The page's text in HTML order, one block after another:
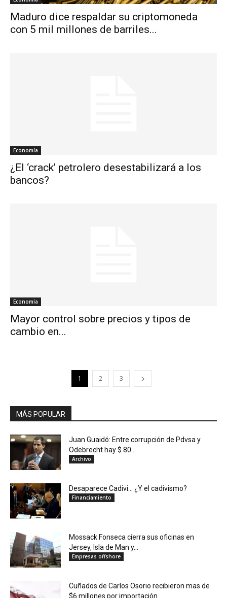
Maduro dice respaldar su criptomoneda
con 5 mil millones de barriles...
Economía
¿El ‘crack’ petrolero desestabilizará a los
bancos?
Economía
Mayor control sobre precios y tipos de
cambio en...
1 2 3
MÁS POPULAR
Juan Guaidó: Entre corrupción de Pdvsa y
Odebrecht hay $ 80...
Archivo
Desaparece Cadivi… ¿Y el cadivismo?
Financiamiento
Mossack Fonseca cierra sus oficinas en
Jersey, Isla de Man y...
Empresas offshore
Cuñados de Carlos Osorio recibieron mas de
$6 millones por importación...